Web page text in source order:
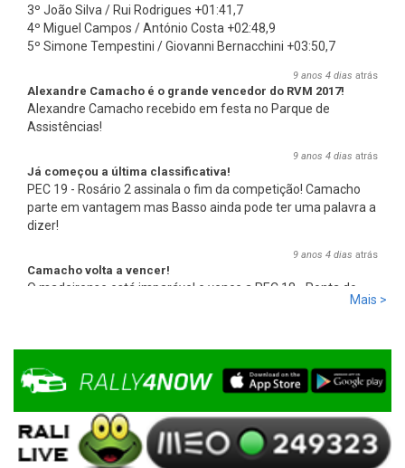
3º João Silva / Rui Rodrigues +01:41,7
4º Miguel Campos / António Costa +02:48,9
5º Simone Tempestini / Giovanni Bernacchini +03:50,7
9 anos 4 dias atrás
Alexandre Camacho é o grande vencedor do RVM 2017!
Alexandre Camacho recebido em festa no Parque de
Assistências!
9 anos 4 dias atrás
Já começou a última classificativa!
PEC 19 - Rosário 2 assinala o fim da competição! Camacho
parte em vantagem mas Basso ainda pode ter uma palavra a
dizer!
9 anos 4 dias atrás
Camacho volta a vencer!
O madeirense está imparável e vence a PEC 18 - Ponta do
Pargo 2, com 00:08:08,0, mais 2,7s que Basso e mais 17,8s
9 anos 4 diasatrás
Mais >